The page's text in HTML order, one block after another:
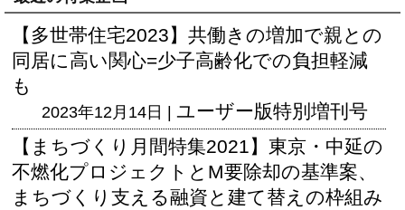
【多世帯住宅2023】共働きの増加で親との
同居に高い関心=少子高齢化での負担軽減
も
2023年12月14日 | ユーザー版特別増刊号
【まちづくり月間特集2021】東京・中延の
不燃化プロジェクトとM要除却の基準案、
まちづくり支える融資と建て替えの枠組み